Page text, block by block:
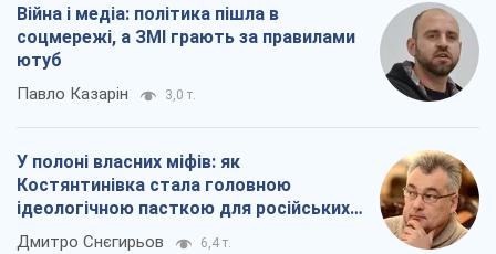
Війна і медіа: політика пішла в
соцмережі, а ЗМІ грають за правилами
ютуб
Павло Казарін 3,0 т.
У полоні власних міфів: як
Костянтинівка стала головною
ідеологічною пасткою для російських
окупантів
Дмитро Снєгирьов 6,4 т.